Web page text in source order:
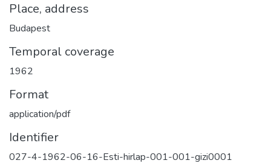
Place, address
Budapest
Temporal coverage
1962
Format
application/pdf
Identifier
027-4-1962-06-16-Esti-hirlap-001-001-gizi0001